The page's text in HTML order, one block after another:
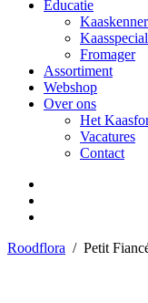
Educatie
Kaaskenner
Fromager
Assortiment
Webshop
Over ons
Het
Vacatures
Contact
Roodflora /Petit